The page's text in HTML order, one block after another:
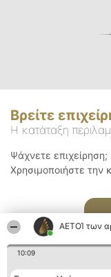
ΑΕΤΟΊ των
10:09
Βρείτε
Η κατάταξη
Ψάχνετε
Χρησιμοποιήστε την